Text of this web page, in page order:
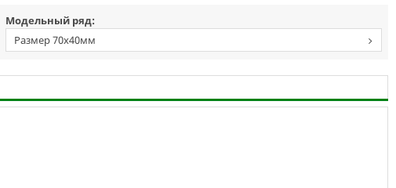
Модельный ряд:
Размер 70х40мм